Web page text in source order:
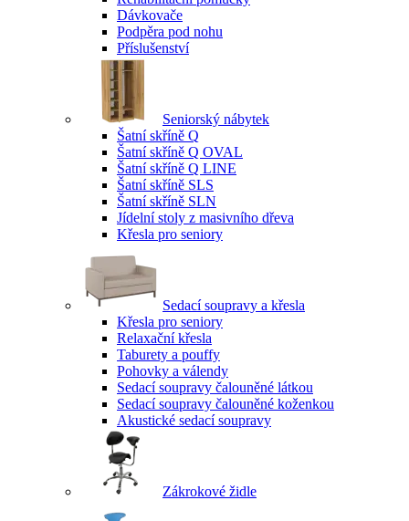
Dávkovače
Podpěra pod nohu
Příslušenství
Seniorský nábytek
Šatní skříně Q
Šatní skříně Q OVAL
Šatní skříně Q LINE
Šatní skříně SLS
Šatní skříně SLN
Jídelní stoly z masivního dřeva
Křesla pro seniory
Sedací soupravy a křesla
Křesla pro seniory
Relaxační křesla
Taburety a pouffy
Pohovky a válendy
Sedací soupravy čalouněné látkou
Sedací soupravy čalouněné koženkou
Akustické sedací soupravy
Zákrokové židle